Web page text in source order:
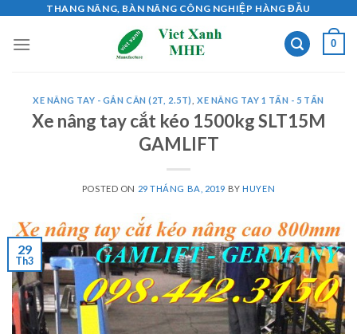
content
THANG NÂNG, BÀN NÂNG CÔNG NGHIỆP HÀNG ĐẦU
0
XE NÂNG TAY - GẮN CÂN (2T, 2.5T) ,XE NÂNG TAY 1 TẤN - 5 TẤN
Xe nâng tay cắt kéo 1500kg SLT15M
GAMLIFT
POSTED ON 29 THÁNG BA, 2019 BYHUYEN
29
Th3